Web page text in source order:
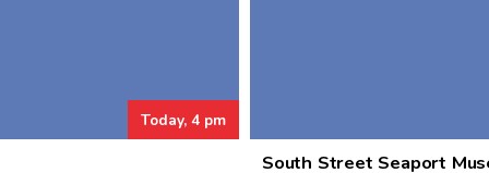
Today, 4 pm
South Street Seaport